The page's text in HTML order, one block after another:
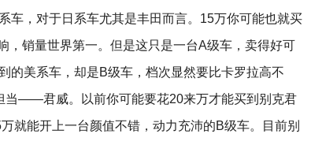
车，对于日系车尤其是丰田而言。15万你可能也就买
，销量世界第一。但是这只是一台A级车，卖得好可
的美系车，却是B级车，档次显然要比卡罗拉高不
当——君威。以前你可能要花20来万才能买到别克君
就能开上一台颜值不错，动力充沛的B级车。目前别